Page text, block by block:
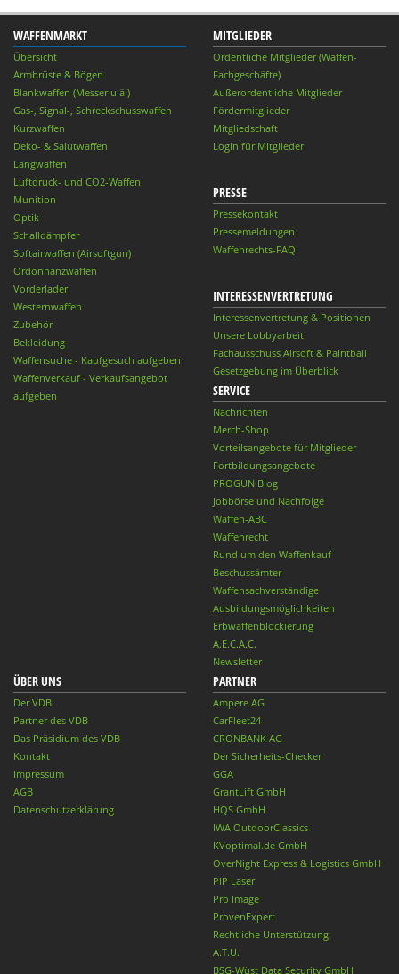
WAFFENMARKT
Übersicht
Armbrüste & Bögen
Blankwaffen (Messer u.ä.)
Gas-, Signal-, Schreckschusswaffen
Kurzwaffen
Deko- & Salutwaffen
Langwaffen
Luftdruck- und CO2-Waffen
Munition
Optik
Schalldämpfer
Softairwaffen (Airsoftgun)
Ordonnanzwaffen
Vorderlader
Westernwaffen
Zubehör
Bekleidung
Waffensuche - Kaufgesuch aufgeben
Waffenverkauf - Verkaufsangebot
aufgeben
MITGLIEDER
Ordentliche Mitglieder (Waffen-
Fachgeschäfte)
Außerordentliche Mitglieder
Fördermitglieder
Mitgliedschaft
Login für Mitglieder
PRESSE
Pressekontakt
Pressemeldungen
Waffenrechts-FAQ
INTERESSENVERTRETUNG
Interessenvertretung & Positionen
Unsere Lobbyarbeit
Fachausschuss Airsoft & Paintball
Gesetzgebung im Überblick
SERVICE
Nachrichten
Merch-Shop
Vorteilsangebote für Mitglieder
Fortbildungsangebote
PROGUN Blog
Jobbörse und Nachfolge
Waffen-ABC
Waffenrecht
Rund um den Waffenkauf
Beschussämter
Waffensachverständige
Ausbildungsmöglichkeiten
Erbwaffenblockierung
A.E.C.A.C.
Newsletter
ÜBER UNS
Der VDB
Partner des VDB
Das Präsidium des VDB
Kontakt
Impressum
AGB
Datenschutzerklärung
PARTNER
Ampere AG
CarFleet24
CRONBANK AG
Der Sicherheits-Checker
GGA
GrantLift GmbH
HQS GmbH
IWA OutdoorClassics
KVoptimal.de GmbH
OverNight Express & Logistics GmbH
PiP Laser
Pro Image
ProvenExpert
Rechtliche Unterstützung
A.T.U.
BSG-Wüst Data Security GmbH